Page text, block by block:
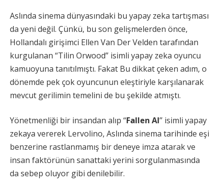
Aslında sinema dünyasındaki bu yapay zeka tartışması
da yeni değil. Çünkü, bu son gelişmelerden önce,
Hollandalı girişimci Ellen Van Der Velden tarafından
kurgulanan “Tilin Orwood” isimli yapay zeka oyuncu
kamuoyuna tanıtılmıştı. Fakat Bu dikkat çeken adım, o
dönemde pek çok oyuncunun eleştiriyle karşılanarak
mevcut gerilimin temelini de bu şekilde atmıştı.
Yönetmenliği bir insandan alıp “Fallen AI” isimli yapay
zekaya vererek Lervolino, Aslında sinema tarihinde eşi
benzerine rastlanmamış bir deneye imza atarak ve
insan faktörünün sanattaki yerini sorgulanmasında
da sebep oluyor gibi denilebilir.